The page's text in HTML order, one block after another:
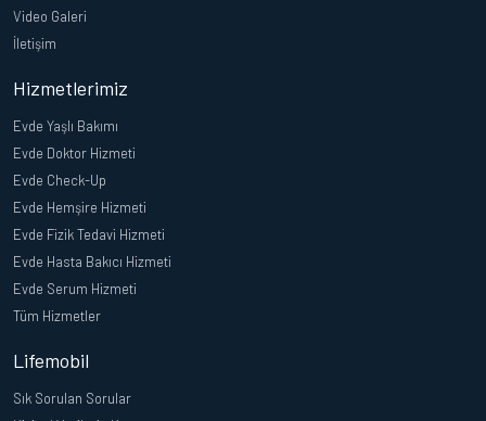
Video Galeri
İletişim
Hizmetlerimiz
Evde Yaşlı Bakımı
Evde Doktor Hizmeti
Evde Check-Up
Evde Hemşire Hizmeti
Evde Fizik Tedavi Hizmeti
Evde Hasta Bakıcı Hizmeti
Evde Serum Hizmeti
Tüm Hizmetler
Lifemobil
Sık Sorulan Sorular